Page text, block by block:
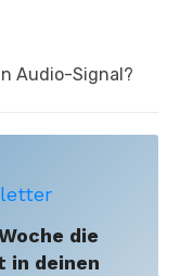
Audio-Signal?
die
in deinen